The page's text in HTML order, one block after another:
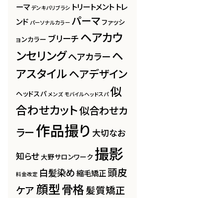
ーマ デンキバリブラシ トリートメント トレ
ンド パーソナルカラー パーマファッシ
ョンカラー ブリーチ ヘアカウ
ンセリングヘアカラーヘ
アスタイルヘアデザイン
ヘッドスパ メンズ モバイルヘッドスパ 似
合わせカット似合わせカ
ラー作品撮り 大切なお
知らせ 大野サロンワーク 撮影
料金改定 白髪染め縮毛矯正頭皮
ケア 顔型骨格髪質矯正